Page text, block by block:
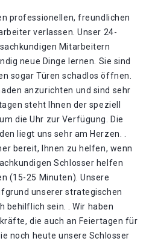
professionellen, freundlichen
verlassen. Unser 24-
Mitarbeitern
neue Dinge lernen. Sie sind
sogar Türen schadlos öffnen.
anzurichten und sind sehr
steht Ihnen der speziell
die Uhr zur Verfügung. Die
liegt uns sehr am Herzen. .
bereit, Ihnen zu helfen, wenn
Schlosser helfen
(15-25 Minuten). Unsere
unserer strategischen
behilflich sein. . Wir haben
die auch an Feiertagen für
noch heute unsere Schlosser